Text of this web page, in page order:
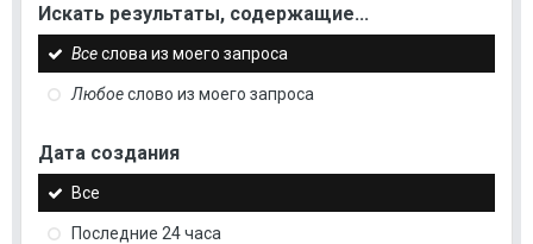
Искать результаты, содержащие...
Всеслова из моего запроса
Любоеслово из моего запроса
Дата создания
Все
Последние 24 часа